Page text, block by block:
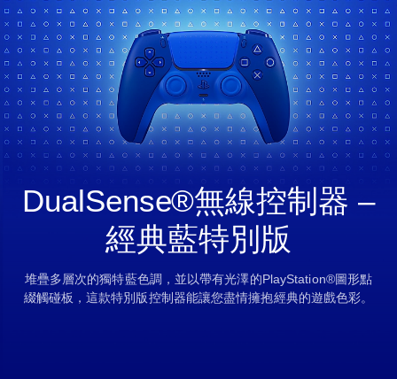
DualSense®無線控制器 –
經典藍特別版
堆疊多層次的獨特藍色調，並以帶有光澤的PlayStation®圖形點
綴觸碰板，這款特別版控制器能讓您盡情擁抱經典的遊戲色彩。